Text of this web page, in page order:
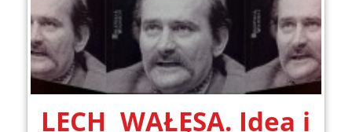
LECH WAŁĘSA. Idea i